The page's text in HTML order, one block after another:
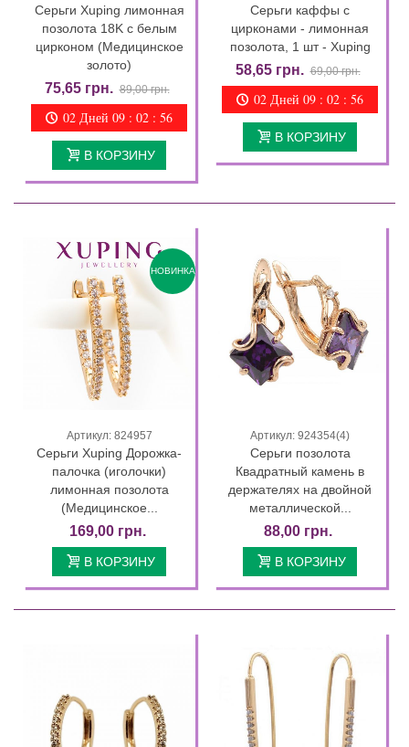
Серьги Xuping лимонная
позолота 18K с белым
цирконом (Медицинское
золото)
75,65 грн. 89,00 грн.
02 Дней 09 : 02 : 55
В КОРЗИНУ
Серьги каффы с
цирконами - лимонная
позолота, 1 шт - Xuping
58,65 грн. 69,00 грн.
02 Дней 09 : 02 : 55
В КОРЗИНУ
НОВИНКА
Артикул: 824957
Серьги Xuping Дорожка-
палочка (иголочки)
лимонная позолота
(Медицинское...
169,00 грн.
В КОРЗИНУ
Артикул: 924354(4)
Серьги позолота
Квадратный камень в
держателях на двойной
металлической...
88,00 грн.
В КОРЗИНУ